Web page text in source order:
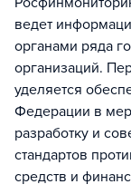
ведет
органами ряда
организаций.
уделяется
Федерации в
разработку и
стандартов
средств и